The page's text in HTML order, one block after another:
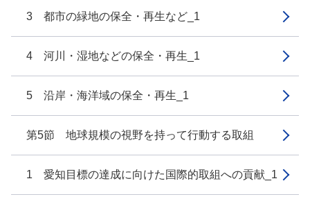
3 都市の緑地の保全・再生など_1
4 河川・湿地などの保全・再生_1
5 沿岸・海洋域の保全・再生_1
第5節 地球規模の視野を持って行動する取組
1 愛知目標の達成に向けた国際的取組への貢献_1